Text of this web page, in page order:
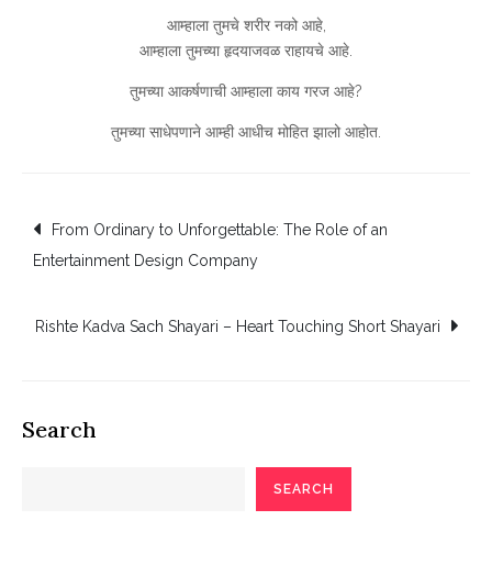
आम्हाला तुमचे शरीर नको आहे,
आम्हाला तुमच्या हृदयाजवळ राहायचे आहे.
तुमच्या आकर्षणाची आम्हाला काय गरज आहे?
तुमच्या साधेपणाने आम्ही आधीच मोहित झालो आहोत.
Post
navigation
From Ordinary to Unforgettable: The Role of an
Entertainment Design Company
Rishte Kadva Sach Shayari – Heart Touching Short Shayari
Search
SEARCH